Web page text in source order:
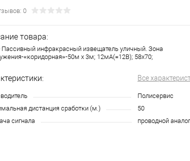
0
товара:
инфракрасный извещатель уличный. Зона
«коридорная»-50м х 3м; 12мА(=12В); 58х70;
Все
Полисервис
дистанция сработки (м.)
50
сигнала
проводной